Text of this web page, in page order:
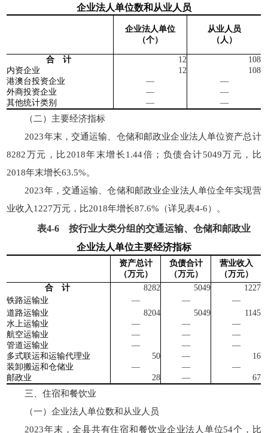
企业法人单位数和从业人员
企业法人单位
（个）
从业人员
（人）
合 计 12
108
内资企业
12
108
港澳台投资企业
—
—
外商投资企业
—
—
其他统计类别
— —
（二）主要经济指标
2023年末，交通运输、仓储和邮政业企业法人单位资产总计
8282万元，比2018年末增长1.44倍；负债合计5049万元，比
2018年末增长63.5%。
2023年，交通运输、仓储和邮政业企业法人单位全年实现营
业收入1227万元，比2018年增长87.6%（详见表4-6）。
表4-6按行业大类分组的交通运输、仓储和邮政业
企业法人单位主要经济指标
资产总计
（万元）
负债合计
（万元）
营业收入
（万元）
合 计
8282 5049
1227
铁路运输业
— —
—
道路运输业
8204 5049
1145
水上运输业
— —
—
航空运输业
— —
—
管道运输业
— —
—
多式联运和运输代理业
50 —
16
装卸搬运和仓储业
— —
—
邮政业
28 — 67
三、住宿和餐饮业
（一）企业法人单位数和从业人员
2023年末，全县共有住宿和餐饮业企业法人单位54个，比